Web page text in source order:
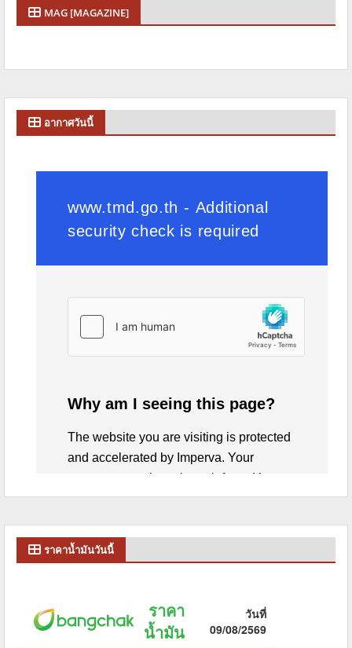
MAG [MAGAZINE]
อากาศวันนี้
ราคาน้ำมันวันนี้